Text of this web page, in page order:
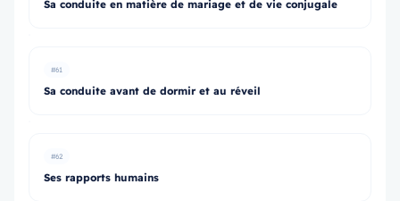
Sa conduite en matière de mariage et de vie conjugale
#61
Sa conduite avant de dormir et au réveil
#62
Ses rapports humains